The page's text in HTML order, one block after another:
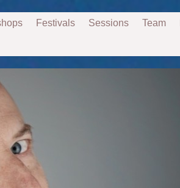
Festivals Sessions Team